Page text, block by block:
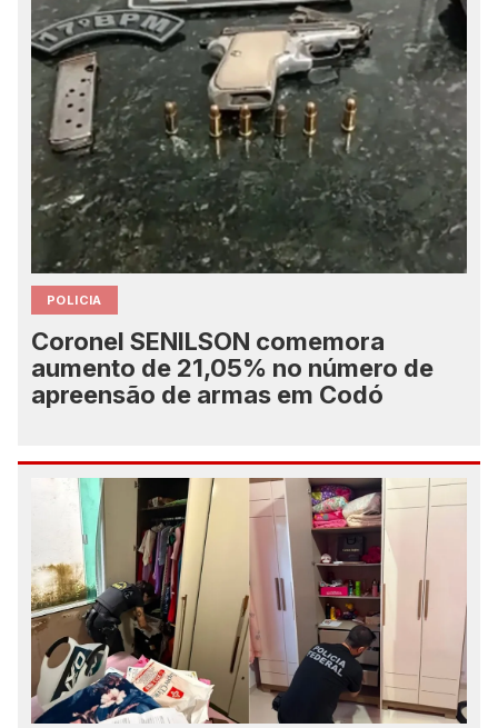
POLICIA
Coronel SENILSON comemora
aumento de 21,05% no número de
apreensão de armas em Codó